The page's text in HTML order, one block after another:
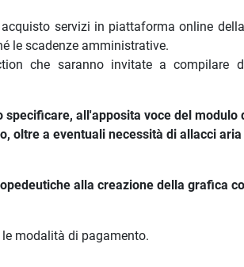
servizi in piattaforma online
le scadenze amministrative.
che saranno invitate a compilare
all'apposita voce del modulo
oltre a eventuali necessità di allacci aria
alla creazione della grafica
le modalità di pagamento.